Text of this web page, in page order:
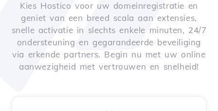
Kies Hostico voor uw domeinregistratie en
geniet van een breed scala aan extensies,
snelle activatie in slechts enkele minuten, 24/7
ondersteuning en gegarandeerde beveiliging
via erkende partners. Begin nu met uw online
aanwezigheid met vertrouwen en snelheid!